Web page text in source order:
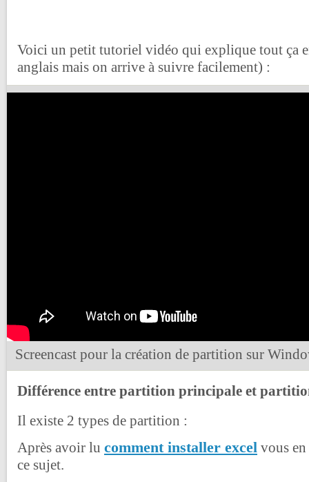
Voici un petit tutoriel vidéo qui explique tout ça
anglais mais on arrive à suivre facilement) :
Screencast pour la création de partition sur
Différence entre partition principale et
Il existe 2 types de partition :
Après avoir lu comment installer excel vous en
ce sujet.